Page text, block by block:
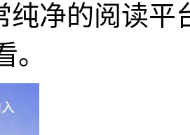
纯净的阅读
。